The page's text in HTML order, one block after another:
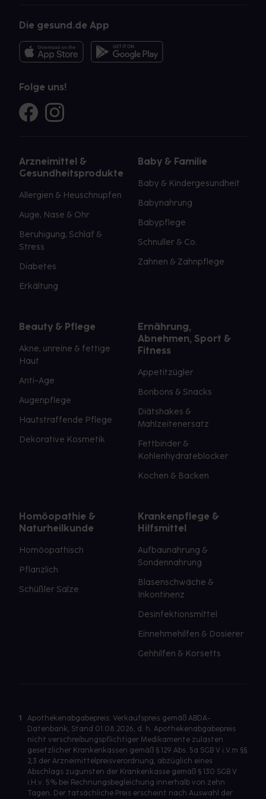
Die gesund.de App
Folge uns!
Arzneimittel &
Gesundheitsprodukte
Allergien & Heuschnupfen
Auge, Nase & Ohr
Beruhigung, Schlaf &
Stress
Diabetes
Erkältung
Baby & Familie
Baby & Kindergesundheit
Babynahrung
Babypflege
Schnuller & Co.
Zahnen & Zahnpflege
Beauty & Pflege
Akne, unreine & fettige
Haut
Anti-Age
Augenpflege
Hautstraffende Pflege
Dekorative Kosmetik
Ernährung,
Abnehmen, Sport &
Fitness
Appetitzügler
Bonbons & Snacks
Diätshakes &
Mahlzeitenersatz
Fettbinder &
Kohlenhydrateblocker
Kochen & Backen
Homöopathie &
Naturheilkunde
Homöopathisch
Pflanzlich
Schüßler Salze
Krankenpflege &
Hilfsmittel
Aufbaunahrung &
Sondennahrung
Blasenschwäche &
Inkontinenz
Desinfektionsmittel
Einnehmehilfen & Dosierer
Gehhilfen & Korsetts
1
Apothekenabgabepreis: Verkaufspreis gemäß ABDA-
Datenbank, Stand 01.08.2026, d. h. Apothekenabgabepreis
nicht verschreibungspflichtiger Medikamente zulasten
gesetzlicher Krankenkassen gemäß § 129 Abs. 5a SGB V i.V.m §§
2,3 der Arzneimittelpreisverordnung, abzüglich eines
Abschlags zugunsten der Krankenkasse gemäß § 130 SGB V
i.H.v. 5% bei Rechnungsbegleichung innerhalb von zehn
Tagen. Der tatsächliche Preis erscheint nach Auswahl der